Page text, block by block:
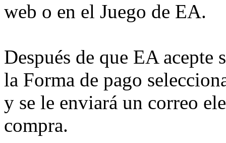
web o en el Juego de EA.
Después de que EA acepte
la Forma de pago
y se le enviará un correo
compra.